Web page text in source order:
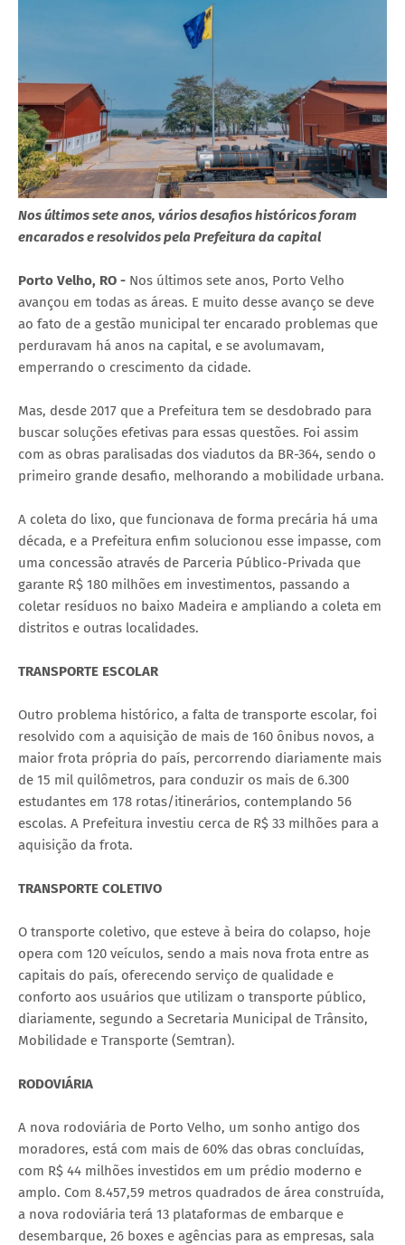
Nos últimos sete anos, vários desafios históricos foram
encarados e resolvidos pela Prefeitura da capital
Porto Velho, RO - Nos últimos sete anos, Porto Velho
avançou em todas as áreas. E muito desse avanço se deve
ao fato de a gestão municipal ter encarado problemas que
perduravam há anos na capital, e se avolumavam,
emperrando o crescimento da cidade.
Mas, desde 2017 que a Prefeitura tem se desdobrado para
buscar soluções efetivas para essas questões. Foi assim
com as obras paralisadas dos viadutos da BR-364, sendo o
primeiro grande desafio, melhorando a mobilidade urbana.
A coleta do lixo, que funcionava de forma precária há uma
década, e a Prefeitura enfim solucionou esse impasse, com
uma concessão através de Parceria Público-Privada que
garante R$ 180 milhões em investimentos, passando a
coletar resíduos no baixo Madeira e ampliando a coleta em
distritos e outras localidades.
TRANSPORTE ESCOLAR
Outro problema histórico, a falta de transporte escolar, foi
resolvido com a aquisição de mais de 160 ônibus novos, a
maior frota própria do país, percorrendo diariamente mais
de 15 mil quilômetros, para conduzir os mais de 6.300
estudantes em 178 rotas/itinerários, contemplando 56
escolas. A Prefeitura investiu cerca de R$ 33 milhões para a
aquisição da frota.
TRANSPORTE COLETIVO
O transporte coletivo, que esteve à beira do colapso, hoje
opera com 120 veículos, sendo a mais nova frota entre as
capitais do país, oferecendo serviço de qualidade e
conforto aos usuários que utilizam o transporte público,
diariamente, segundo a Secretaria Municipal de Trânsito,
Mobilidade e Transporte (Semtran).
RODOVIÁRIA
A nova rodoviária de Porto Velho, um sonho antigo dos
moradores, está com mais de 60% das obras concluídas,
com R$ 44 milhões investidos em um prédio moderno e
amplo. Com 8.457,59 metros quadrados de área construída,
a nova rodoviária terá 13 plataformas de embarque e
desembarque, 26 boxes e agências para as empresas, sala